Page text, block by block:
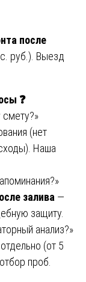
после
руб.). Выезд
❓
(нет
Наша
залива —
защиту.
анализ?»
(от 5
проб.